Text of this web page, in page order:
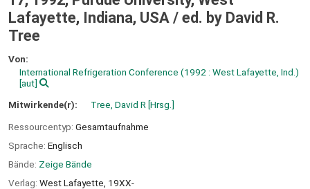
Lafayette, Indiana, USA / ed. by David R.
Tree
Von:
International Refrigeration Conference (1992 : West Lafayette, Ind.)
[aut]
Mitwirkende(r):
Tree, David R [Hrsg.]
Ressourcentyp: Gesamtaufnahme
Sprache: Englisch
Bände: Zeige Bände
Verlag: West Lafayette, 19XX-